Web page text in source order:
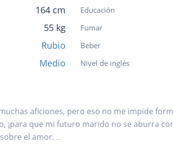
164 cm
55 kg
Rubio
Medio
Educación
Fumar
Beber
Nivel de inglés
aficiones, pero eso no me impide
¡para que mi futuro marido no se aburra
el amor. ...